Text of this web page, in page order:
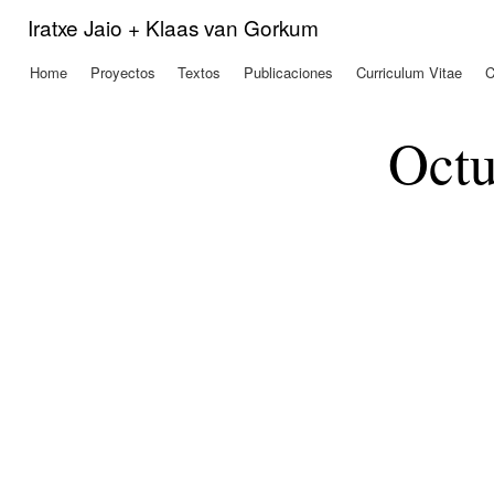
Iratxe Jaio + Klaas van Gorkum
Menú principal
Home Proyectos Textos Publicaciones Curriculum Vitae